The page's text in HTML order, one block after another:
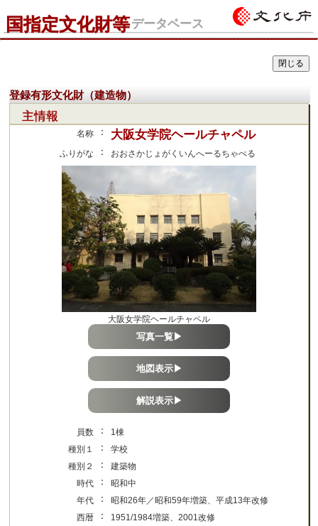
国指定文化財等データベース
登録有形文化財（建造物）
主情報
名称 ： 大阪女学院ヘールチャペル
ふりがな ： おおさかじょがくいんへーるちゃぺる
大阪女学院ヘールチャペル
写真一覧▶
地図表示▶
解説表示▶
員数 ：
1棟
種別１
：
学校
種別２
：
建築物
時代
：
昭和中
年代
：
昭和26年／昭和59年増築、平成13年改修
西暦
：
1951/1984増築、2001改修